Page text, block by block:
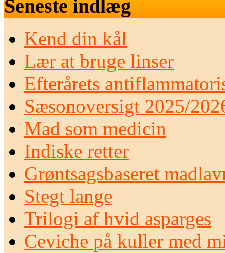
Seneste indlæg
Kend din kål
Lær at bruge linser
Efterårets
Sæsonoversigt 2025/
Mad som medicin
Indiske retter
Grøntsagsbaseret
Stegt lange
Trilogi af hvid asparges
Ceviche på kuller med